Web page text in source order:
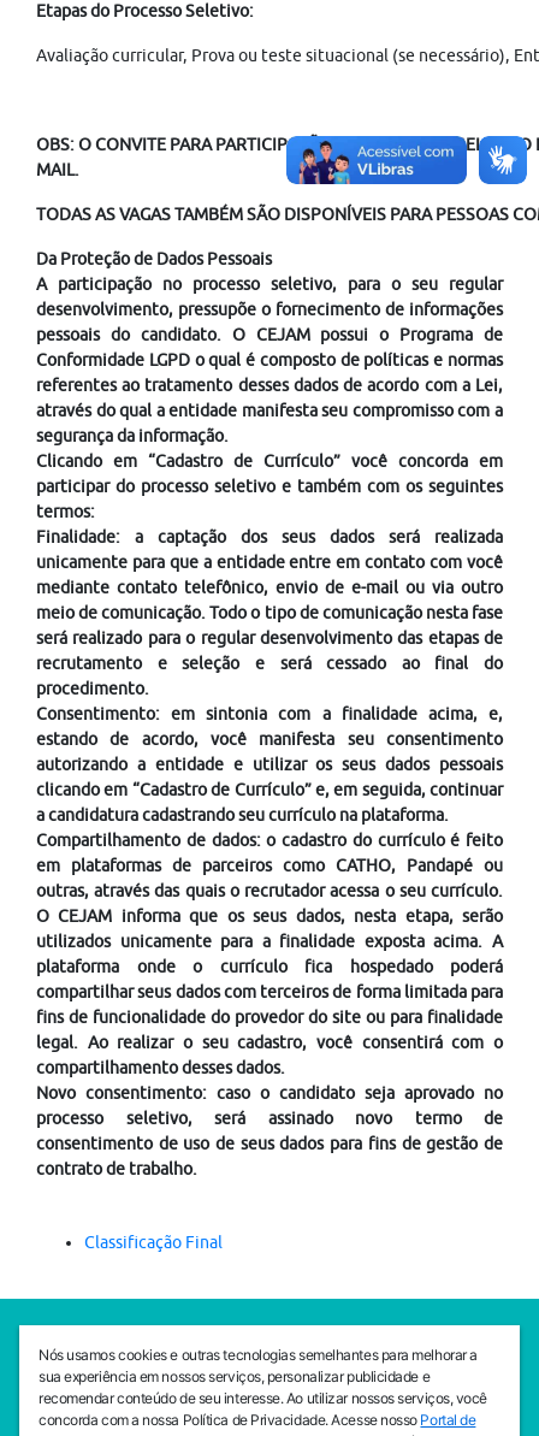
Etapas do Processo Seletivo:
Avaliação curricular, Prova ou teste situacional (se necessário),
OBS: O CONVITE PARA PARTICIPAÇÃO NO PROCESSO SELETIVO
MAIL.
TODAS AS VAGAS TAMBÉM SÃO DISPONÍVEIS PARA PESSOAS
Da Proteção de Dados Pessoais
A participação no processo seletivo, para o seu regular
desenvolvimento, pressupõe o fornecimento de informações
pessoais do candidato. O CEJAM possui o Programa de
Conformidade LGPD o qual é composto de políticas e normas
referentes ao tratamento desses dados de acordo com a Lei,
através do qual a entidade manifesta seu compromisso com a
segurança da informação.
Clicando em “Cadastro de Currículo” você concorda em
participar do processo seletivo e também com os seguintes
termos:
Finalidade: a captação dos seus dados será realizada
unicamente para que a entidade entre em contato com você
mediante contato telefônico, envio de e-mail ou via outro
meio de comunicação. Todo o tipo de comunicação nesta fase
será realizado para o regular desenvolvimento das etapas de
recrutamento e seleção e será cessado ao final do
procedimento.
Consentimento: em sintonia com a finalidade acima, e,
estando de acordo, você manifesta seu consentimento
autorizando a entidade e utilizar os seus dados pessoais
clicando em “Cadastro de Currículo” e, em seguida, continuar
a candidatura cadastrando seu currículo na plataforma.
Compartilhamento de dados: o cadastro do currículo é feito
em plataformas de parceiros como CATHO, Pandapé ou
outras, através das quais o recrutador acessa o seu currículo.
O CEJAM informa que os seus dados, nesta etapa, serão
utilizados unicamente para a finalidade exposta acima. A
plataforma onde o currículo fica hospedado poderá
compartilhar seus dados com terceiros de forma limitada para
fins de funcionalidade do provedor do site ou para finalidade
legal. Ao realizar o seu cadastro, você consentirá com o
compartilhamento desses dados.
Novo consentimento: caso o candidato seja aprovado no
processo seletivo, será assinado novo termo de
consentimento de uso de seus dados para fins de gestão de
contrato de trabalho.
Classificação Final
SEDE CEJAM
Av. da Liberdade, 765, Liberdade, São Paulo, 01503-001
(11) 3469 - 1818
Nós usamos cookies e outras tecnologias semelhantes para melhorar a
sua experiência em nossos serviços, personalizar publicidade e
recomendar conteúdo de seu interesse. Ao utilizar nossos serviços, você
concorda com a nossa Política de Privacidade. Acesse nosso Portal de